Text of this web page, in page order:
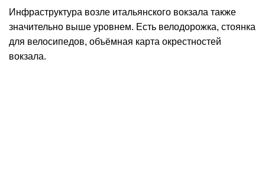
Инфраструктура возле итальянского вокзала также
значительно выше уровнем. Есть велодорожка, стоянка
для велосипедов, объёмная карта окрестностей
вокзала.